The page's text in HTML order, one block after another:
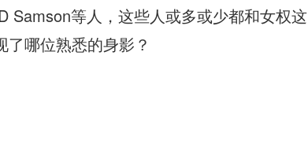
Samson等人，这些人或多或少都和女权这
哪位熟悉的身影？